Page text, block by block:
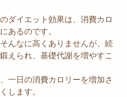
ダイエット効果は、消費カロ
あるのです。
んなに高くありませんが、続
えられ、基礎代謝を増やすこ
一日の消費カロリーを増加さ
します。